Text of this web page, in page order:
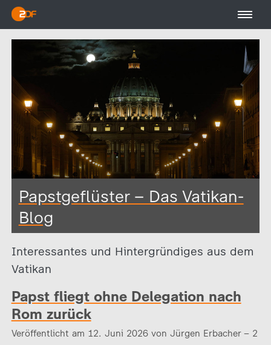
Papstgeflüster – Das Vatikan-
Blog
Interessantes und Hintergründiges aus dem
Vatikan
Papst fliegt ohne Delegation nach
Rom zurück
Veröffentlicht am 12. Juni 2026 von Jürgen Erbacher – 2